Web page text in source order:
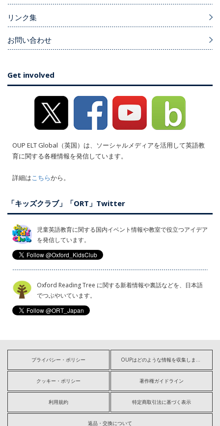
リンク集
お問い合わせ
Get involved
OUP ELT Global（英国）は、ソーシャルメディアを活用して英語教
育に関する各種情報を発信しています。
詳細はこちらから。
「キッズクラブ」「ORT」Twitter
児童英語教育に関する国内イベント情報や教室で役立つアイデア
を発信しています。
Oxford Reading Tree に関する新着情報や裏話などを、日本語
でつぶやいています。
プライバシー・ポリシー OUPはどのような情報を収集しますか?
クッキー・ポリシー 著作権ガイドライン
利用規約 特定商取引法に基づく表示
返品・交換について